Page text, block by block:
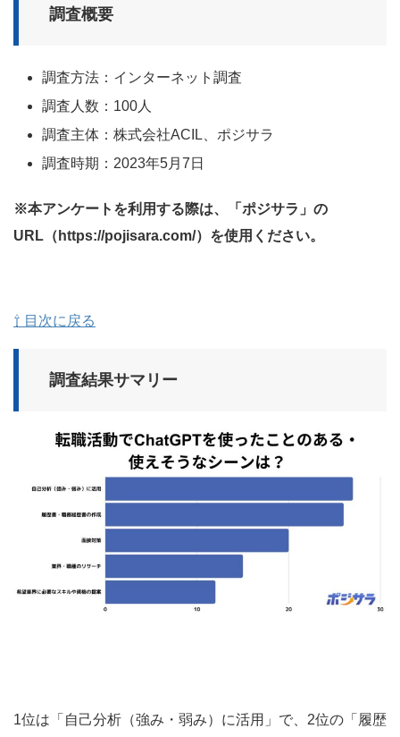
調査概要
調査方法：インターネット調査
調査人数：100人
調査主体：株式会社ACIL、ポジサラ
調査時期：2023年5月7日
※本アンケートを利用する際は、「ポジサラ」の
URL（https://pojisara.com/）を使用ください。
⇧ 目次に戻る
調査結果サマリー
1位は「自己分析（強み・弱み）に活用」で、2位の「履歴